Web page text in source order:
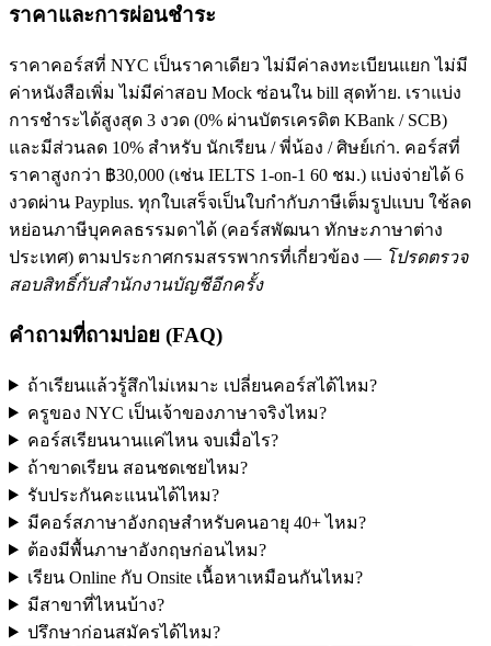
ราคาและการผ่อนชำระ
ราคาคอร์สที่ NYC เป็นราคาเดียว ไม่มีค่าลงทะเบียนแยก ไม่มี
ค่าหนังสือเพิ่ม ไม่มีค่าสอบ Mock ซ่อนใน bill สุดท้าย. เราแบ่ง
การชำระได้สูงสุด 3 งวด (0% ผ่านบัตรเครดิต KBank / SCB)
และมีส่วนลด 10% สำหรับ นักเรียน / พี่น้อง / ศิษย์เก่า. คอร์สที่
ราคาสูงกว่า ฿30,000 (เช่น IELTS 1-on-1 60 ชม.) แบ่งจ่ายได้ 6
งวดผ่าน Payplus. ทุกใบเสร็จเป็นใบกำกับภาษีเต็มรูปแบบ ใช้ลด
หย่อนภาษีบุคคลธรรมดาได้ (คอร์สพัฒนา ทักษะภาษาต่าง
ประเทศ) ตามประกาศกรมสรรพากรที่เกี่ยวข้อง — โปรดตรวจ
สอบสิทธิ์กับสำนักงานบัญชีอีกครั้ง
คำถามที่ถามบ่อย (FAQ)
ถ้าเรียนแล้วรู้สึกไม่เหมาะ เปลี่ยนคอร์สได้ไหม?
ครูของ NYC เป็นเจ้าของภาษาจริงไหม?
คอร์สเรียนนานแค่ไหน จบเมื่อไร?
ถ้าขาดเรียน สอนชดเชยไหม?
รับประกันคะแนนได้ไหม?
มีคอร์สภาษาอังกฤษสำหรับคนอายุ 40+ ไหม?
ต้องมีพื้นภาษาอังกฤษก่อนไหม?
เรียน Online กับ Onsite เนื้อหาเหมือนกันไหม?
มีสาขาที่ไหนบ้าง?
ปรึกษาก่อนสมัครได้ไหม?